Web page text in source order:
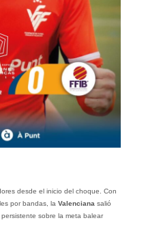
desde el inicio del choque. Con
por bandas, la Valenciana salió
sobre la meta balear